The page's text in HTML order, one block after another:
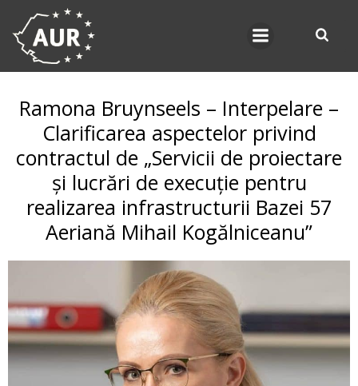
Ramona Bruynseels – Interpelare –
Clarificarea aspectelor privind
contractul de „Servicii de proiectare
și lucrări de execuție pentru
realizarea infrastructurii Bazei 57
Aeriană Mihail Kogălniceanu”